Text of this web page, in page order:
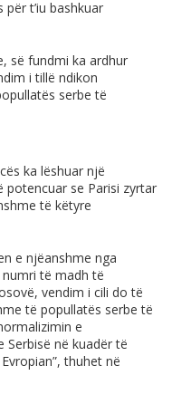
t’iu bashkuar
së fundmi ka ardhur
i tillë ndikon
serbe të
ka lëshuar një
potencuar se Parisi zyrtar
të këtyre
e njëanshme nga
të madh të
vendim i cili do të
të popullatës serbe të
e
në kuadër të
thuhet në